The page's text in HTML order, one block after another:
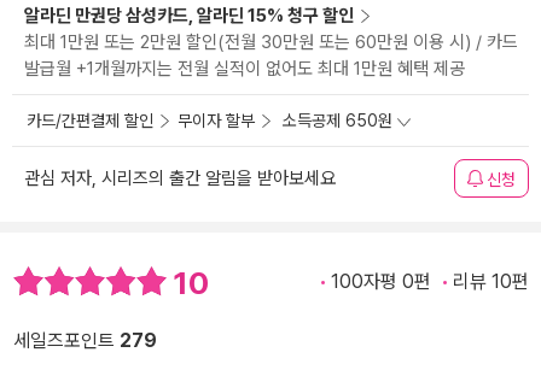
알라딘 만권당 삼성카드, 알라딘 15% 청구 할인
최대 1만원 또는 2만원 할인(전월 30만원 또는 60만원 이용 시) / 카드
발급월 +1개월까지는 전월 실적이 없어도 최대 1만원 혜택 제공
카드/간편결제 할인 무이자 할부 소득공제 650원
관심 저자, 시리즈의 출간 알림을 받아보세요 신청
10 100자평 0편 리뷰 10편
세일즈포인트 279